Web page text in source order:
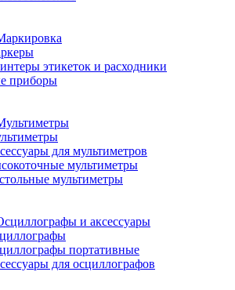
этикеток и расходники
приборы
для мультиметров
мультиметры
мультиметры
и аксессуары
портативные
для осциллографов